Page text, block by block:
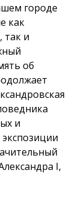
городе
как
так и
об
и
I,